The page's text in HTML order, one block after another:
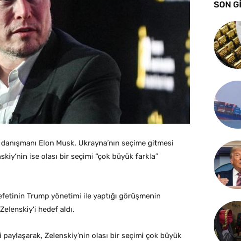
Elon Musk, Ukrayna’nın seçime gitmesi
ise olası bir seçimi “çok büyük farkla”
Trump yönetimi ile yaptığı görüşmenin
hedef aldı.
Zelenskiy’nin olası bir seçimi çok büyük
SON